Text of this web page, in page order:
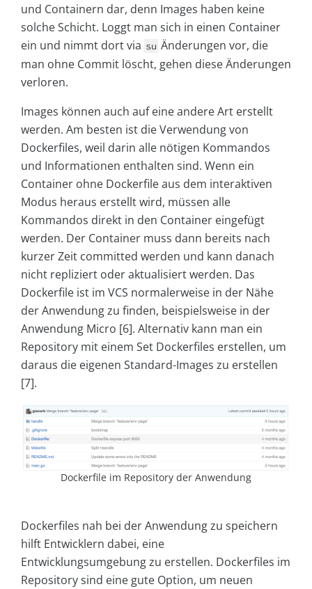
und Containern dar, denn Images haben keine
solche Schicht. Loggt man sich in einen Container
ein und nimmt dort via su Änderungen vor, die
man ohne Commit löscht, gehen diese Änderungen
verloren.
Images können auch auf eine andere Art erstellt
werden. Am besten ist die Verwendung von
Dockerfiles, weil darin alle nötigen Kommandos
und Informationen enthalten sind. Wenn ein
Container ohne Dockerfile aus dem interaktiven
Modus heraus erstellt wird, müssen alle
Kommandos direkt in den Container eingefügt
werden. Der Container muss dann bereits nach
kurzer Zeit committed werden und kann danach
nicht repliziert oder aktualisiert werden. Das
Dockerfile ist im VCS normalerweise in der Nähe
der Anwendung zu finden, beispielsweise in der
Anwendung Micro [6]. Alternativ kann man ein
Repository mit einem Set Dockerfiles erstellen, um
daraus die eigenen Standard-Images zu erstellen
[7].
Dockerfile im Repository der Anwendung
Dockerfiles nah bei der Anwendung zu speichern
hilft Entwicklern dabei, eine
Entwicklungsumgebung zu erstellen. Dockerfiles im
Repository sind eine gute Option, um neuen